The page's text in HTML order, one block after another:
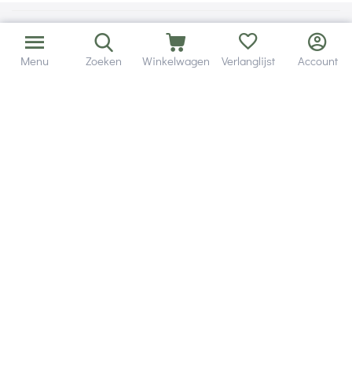
Menu Zoeken Winkelwagen Verlanglijst Account